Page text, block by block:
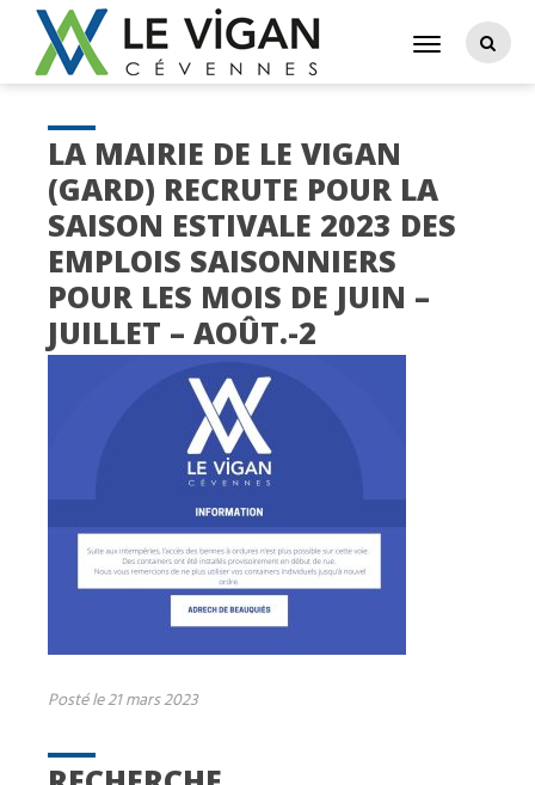
LA MAIRIE DE LE VIGAN
(GARD) RECRUTE POUR LA
SAISON ESTIVALE 2023 DES
EMPLOIS SAISONNIERS
POUR LES MOIS DE JUIN –
JUILLET – AOÛT.-2
Posté le 21 mars 2023